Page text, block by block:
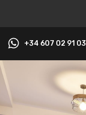
+34 607 02 91 03